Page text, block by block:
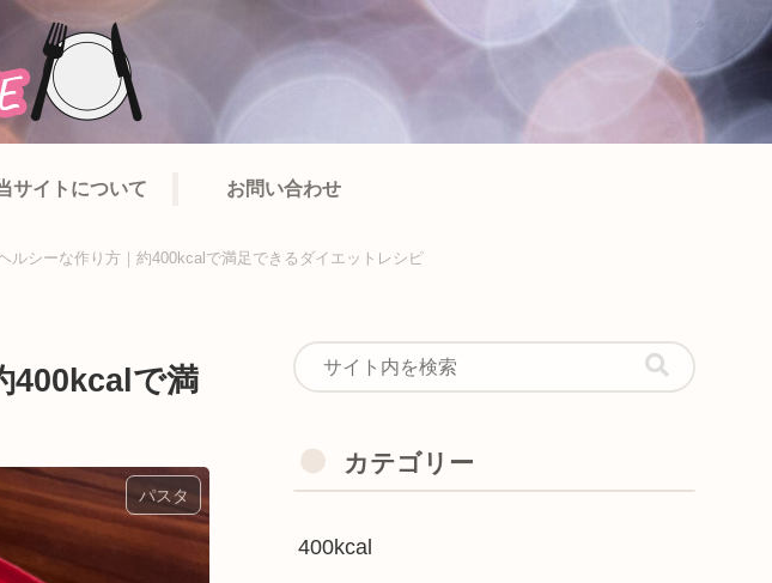
サイトについて お問い合わせ
ルシーな作り方｜約400kcalで満足できるダイエットレシピ
400kcalで満
パスタ
カテゴリー
400kcal